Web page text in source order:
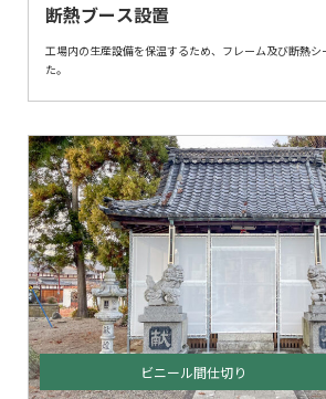
断熱ブース設置
工場内の生産設備を保温するため、フレーム及び断熱シ
た。
ビニール間仕切り